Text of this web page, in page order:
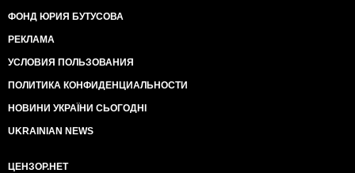
ФОНД ЮРИЯ БУТУСОВА
РЕКЛАМА
УСЛОВИЯ ПОЛЬЗОВАНИЯ
ПОЛИТИКА КОНФИДЕНЦИАЛЬНОСТИ
НОВИНИ УКРАЇНИ СЬОГОДНІ
UKRAINIAN NEWS
ЦЕНЗОР.НЕТ